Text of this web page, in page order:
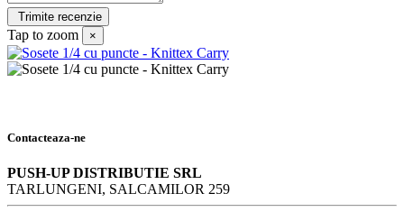
Tap to zoom ×
Contacteaza-ne
PUSH-UP DISTRIBUTIE SRL
TARLUNGENI, SALCAMILOR 259